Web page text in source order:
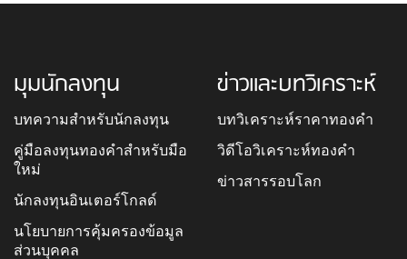
มุมนักลงทุน
บทความสำหรับนักลงทุน
คู่มือลงทุนทองคำสำหรับมือ
ใหม่
นักลงทุนอินเตอร์โกลด์
นโยบายการคุ้มครองข้อมูล
ส่วนบุคคล
ข่าวและบทวิเคราะห์
บทวิเคราะห์ราคาทองคำ
วิดีโอวิเคราะห์ทองคำ
ข่าวสารรอบโลก